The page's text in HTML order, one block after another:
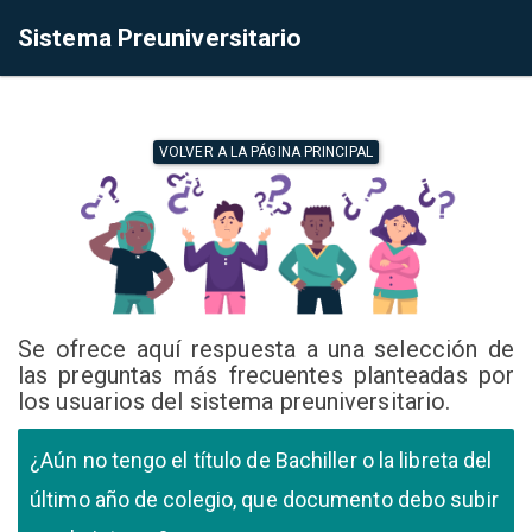
Sistema Preuniversitario
VOLVER A LA PÁGINA PRINCIPAL
Se ofrece aquí respuesta a una selección de
las preguntas más frecuentes planteadas por
los usuarios del sistema preuniversitario.
¿Aún no tengo el título de Bachiller o la libreta del
último año de colegio, que documento debo subir